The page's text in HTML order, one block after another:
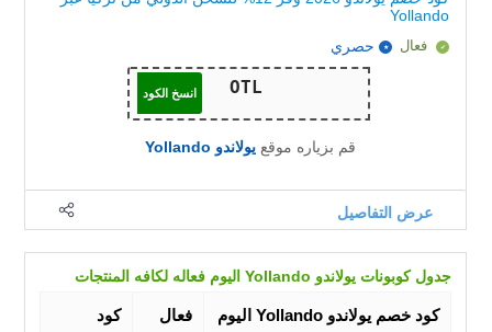
Yollando
فعال حصري
انسخ الكود
قم بزياره موقع يولاندو Yollando
عرض التفاصيل
جدول كوبونات يولاندو Yollando اليوم فعاله لكافه المنتجات
كود خصم يولاندو Yollando اليوم
فعال
كود